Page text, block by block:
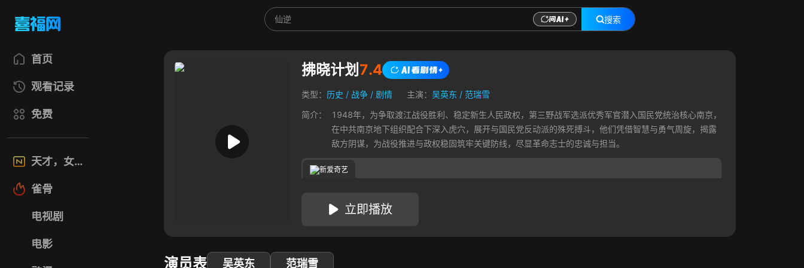
搜索
首页
观看记录
免费
天才，女友
雀骨
电视剧
电影
拂晓计划 7.4
类型： 历史 / 战争 / 剧情 主演： 吴英东 / 范瑞雪
简介：
1948年，为争取渡江战役胜利、稳定新生人民政权，第三野战军选派优秀军官潜入国民党统治核心南京，
在中共南京地下组织配合下深入虎穴，展开与国民党反动派的殊死搏斗，他们凭借智慧与勇气周旋，揭露
敌方阴谋，为战役推进与政权稳固筑牢关键防线，尽显革命志士的忠诚与担当。
新爱奇艺
立即播放
演员表 吴英东 范瑞雪